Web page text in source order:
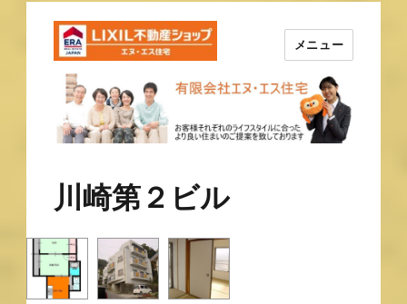
長崎の不動産はエヌ・エス住宅
で！！
メニュー
川崎第２ビル